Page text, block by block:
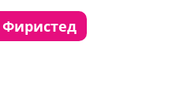
фиристед